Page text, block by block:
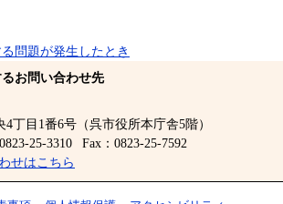
問題が発生したとき
お問い合わせ先
4丁目1番6号（呉市役所本庁舎5階）
25-3310
Fax：0823-25-7592
せはこちら